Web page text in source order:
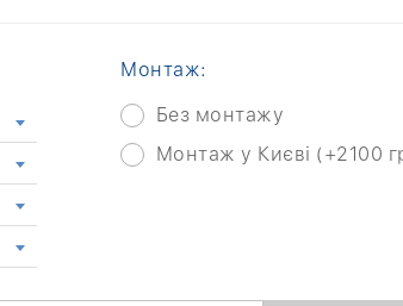
Монтаж:
Без монтажу
Монтаж у Києві (+2100